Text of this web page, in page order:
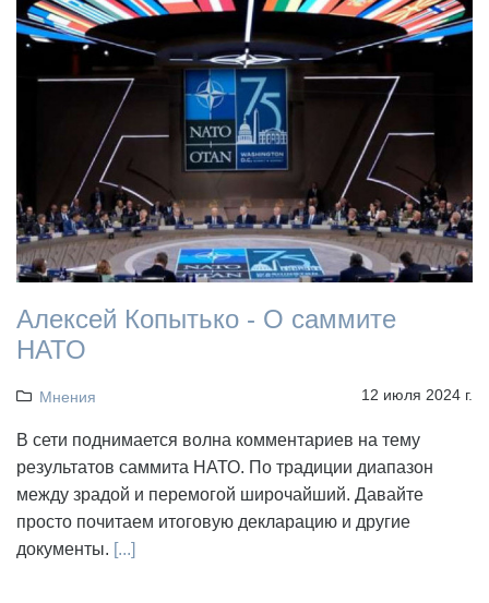
Алексей Копытько - О саммите
НАТО
Мнения 12 июля 2024 г.
В сети поднимается волна комментариев на тему
результатов саммита НАТО. По традиции диапазон
между зрадой и перемогой широчайший. Давайте
просто почитаем итоговую декларацию и другие
документы. [...]